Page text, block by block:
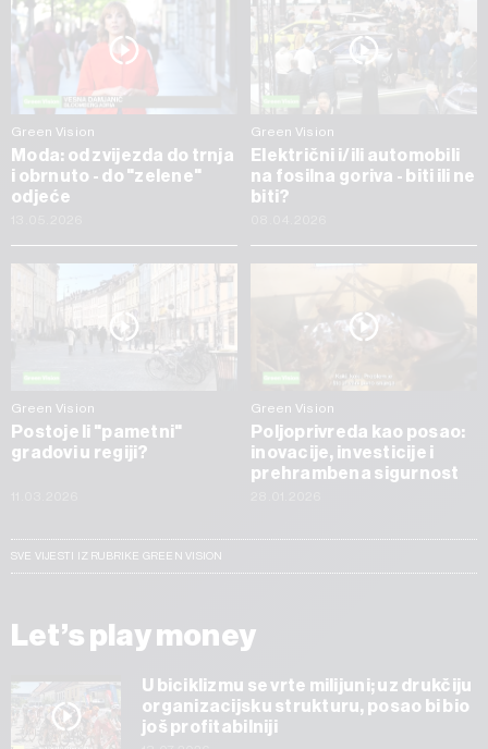
Green Vision
Moda: od zvijezda do trnja
i obrnuto - do "zelene"
odjeće
Green Vision
Električni i/ili automobili
na fosilna goriva - biti ili ne
biti?
Green Vision
Postoje li "pametni"
gradovi u regiji?
Green Vision
Poljoprivreda kao posao:
inovacije, investicije i
prehrambena sigurnost
SVE VIJESTI IZ RUBRIKE GREEN VISION
Let’s play money
U biciklizmu se vrte milijuni; uz drukčiju
organizacijsku strukturu, posao bi bio
još profitabilniji